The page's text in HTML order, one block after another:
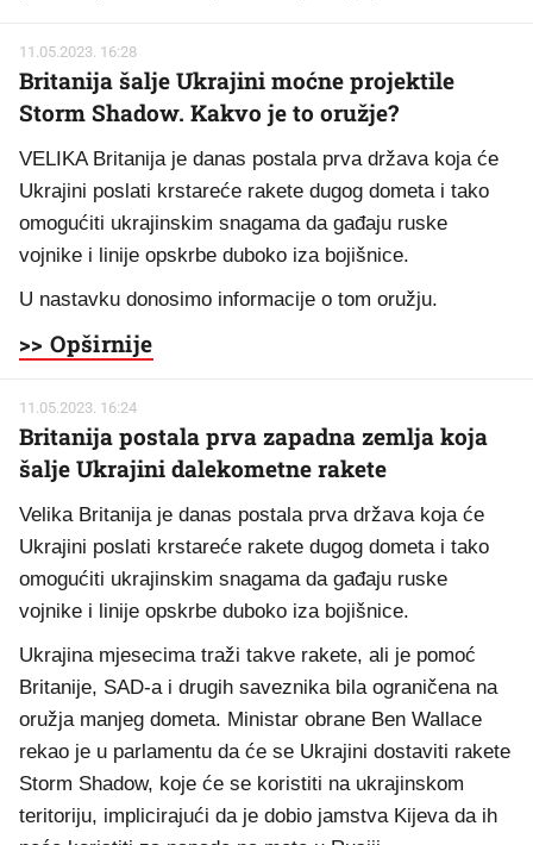
11.05.2023. 16:28
Britanija šalje Ukrajini moćne projektile
Storm Shadow. Kakvo je to oružje?
VELIKA Britanija je danas postala prva država koja će
Ukrajini poslati krstareće rakete dugog dometa i tako
omogućiti ukrajinskim snagama da gađaju ruske
vojnike i linije opskrbe duboko iza bojišnice.
U nastavku donosimo informacije o tom oružju.
>> Opširnije
11.05.2023. 16:24
Britanija postala prva zapadna zemlja koja
šalje Ukrajini dalekometne rakete
Velika Britanija je danas postala prva država koja će
Ukrajini poslati krstareće rakete dugog dometa i tako
omogućiti ukrajinskim snagama da gađaju ruske
vojnike i linije opskrbe duboko iza bojišnice.
Ukrajina mjesecima traži takve rakete, ali je pomoć
Britanije, SAD-a i drugih saveznika bila ograničena na
oružja manjeg dometa. Ministar obrane Ben Wallace
rekao je u parlamentu da će se Ukrajini dostaviti rakete
Storm Shadow, koje će se koristiti na ukrajinskom
teritoriju, implicirajući da je dobio jamstva Kijeva da ih